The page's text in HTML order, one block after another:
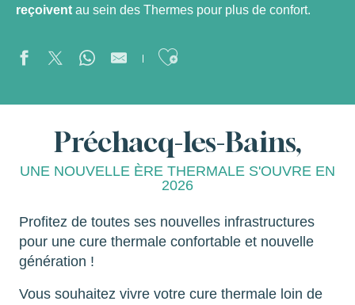
reçoivent au sein des Thermes pour plus de confort.
Ajouter aux
Préchacq-les-Bains,
UNE NOUVELLE ÈRE THERMALE S'OUVRE EN
2026
Profitez de toutes ses nouvelles infrastructures
pour une cure thermale confortable et nouvelle
génération !
Vous souhaitez vivre votre cure thermale loin de